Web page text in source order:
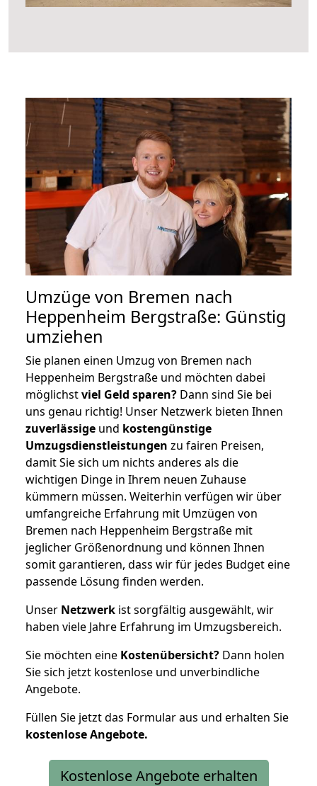
Umzüge von Bremen nach
Heppenheim Bergstraße: Günstig
umziehen
Sie planen einen Umzug von Bremen nach
Heppenheim Bergstraße und möchten dabei
möglichstviel Geld sparen? Dann sind Sie bei
uns genau richtig! Unser Netzwerk bieten Ihnen
zuverlässige und kostengünstige
Umzugsdienstleistungen zu fairen Preisen,
damit Sie sich um nichts anderes als die
wichtigen Dinge in Ihrem neuen Zuhause
kümmern müssen. Weiterhin verfügen wir über
umfangreiche Erfahrung mit Umzügen von
Bremen nach Heppenheim Bergstraße mit
jeglicher Größenordnung und können Ihnen
somit garantieren, dass wir für jedes Budget eine
passende Lösung finden werden.
Unser Netzwerk ist sorgfältig ausgewählt, wir
haben viele Jahre Erfahrung im Umzugsbereich.
Sie möchten eine Kostenübersicht? Dann holen
Sie sich jetzt kostenlose und unverbindliche
Angebote.
Füllen Sie jetzt das Formular aus und erhalten Sie
kostenloseAngebote.
Kostenlose Angebote erhalten